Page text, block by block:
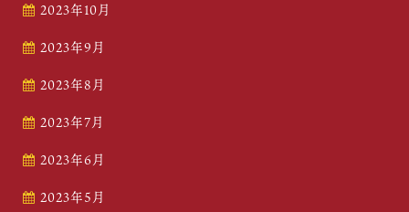
2023年10月
2023年9月
2023年8月
2023年7月
2023年6月
2023年5月